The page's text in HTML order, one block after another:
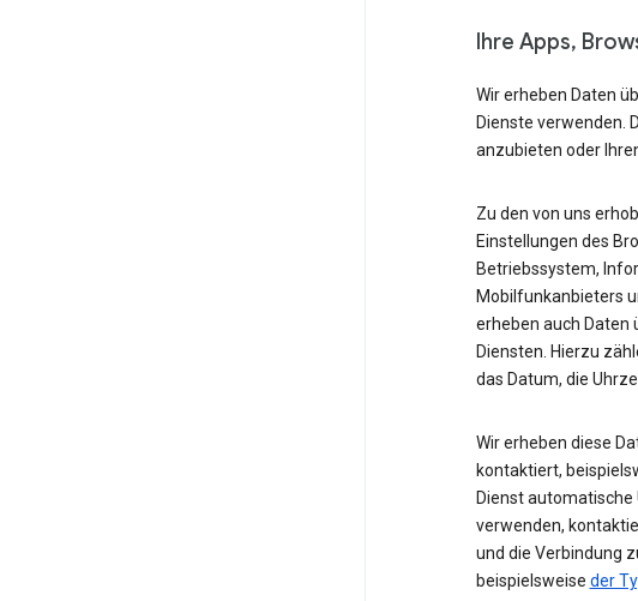
Ihre Apps,
Wir erheben Daten
Dienste verwenden.
anzubieten oder
Zu den von uns
Einstellungen des
Betriebssystem,
Mobilfunkanbieters
erheben auch Daten
Diensten. Hierzu
das Datum, die
Wir erheben diese
kontaktiert,
Dienst automatische
verwenden,
und die Verbindung
beispielsweise der